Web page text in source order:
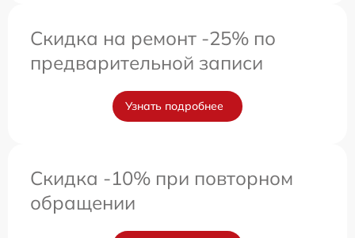
Скидка на ремонт -25% по
предварительной записи
Узнать подробнее
Скидка -10% при повторном
обращении